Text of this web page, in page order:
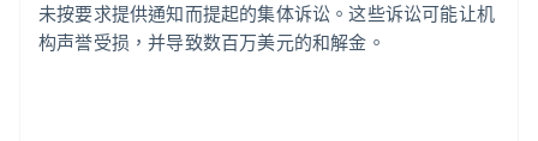
未按要求提供通知而提起的集体诉讼。这些诉讼可能让机
构声誉受损，并导致数百万美元的和解金。